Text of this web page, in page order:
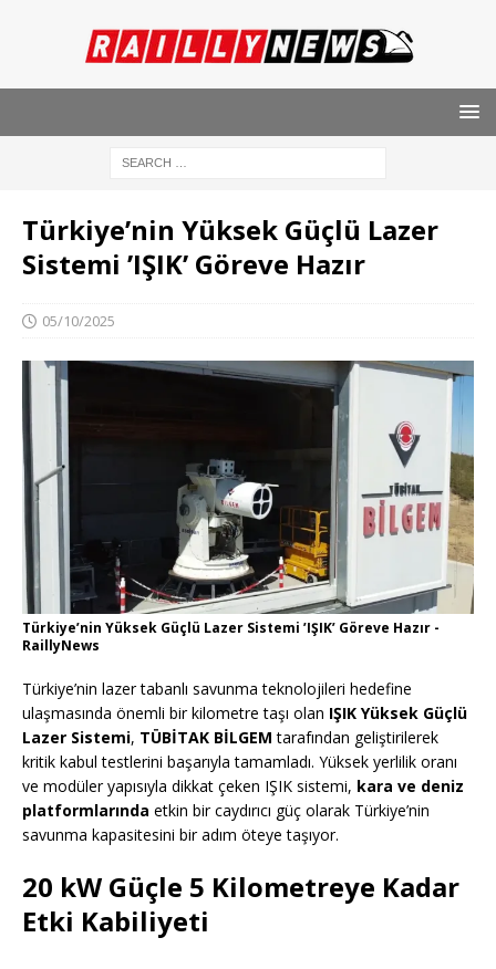
Türkiye’nin Yüksek Güçlü Lazer
Sistemi ’IŞIK’ Göreve Hazır
05/10/2025
Türkiye’nin Yüksek Güçlü Lazer Sistemi ’IŞIK’ Göreve Hazır -
RaillyNews
Türkiye’nin lazer tabanlı savunma teknolojileri hedefine
ulaşmasında önemli bir kilometre taşı olan IŞIK Yüksek Güçlü
Lazer Sistemi, TÜBİTAK BİLGEM tarafından geliştirilerek
kritik kabul testlerini başarıyla tamamladı. Yüksek yerlilik oranı
ve modüler yapısıyla dikkat çeken IŞIK sistemi, kara ve deniz
platformlarında etkin bir caydırıcı güç olarak Türkiye’nin
savunma kapasitesini bir adım öteye taşıyor.
20 kW Güçle 5 Kilometreye Kadar
Etki Kabiliyeti